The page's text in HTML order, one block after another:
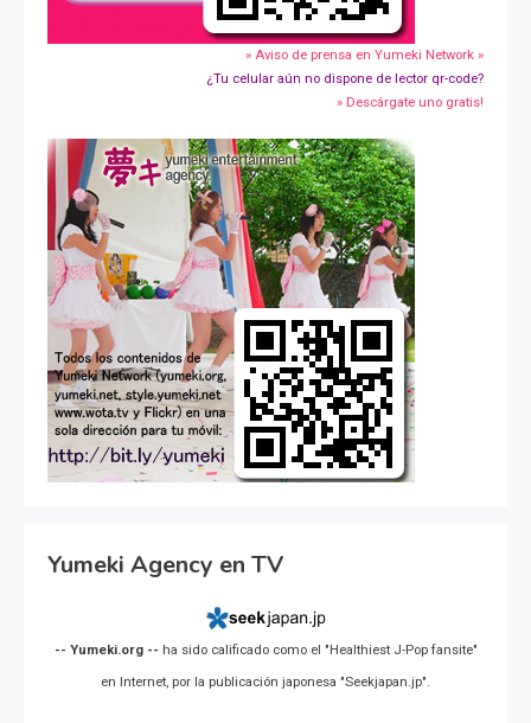
» Aviso de prensa en Yumeki Network »
¿Tu celular aún no dispone de lector qr-code?
» Descárgate uno gratis!
Yumeki Agency en TV
-- Yumeki.org -- ha sido calificado como el "Healthiest J-Pop fansite"
en Internet, por la publicación japonesa "Seekjapan.jp".